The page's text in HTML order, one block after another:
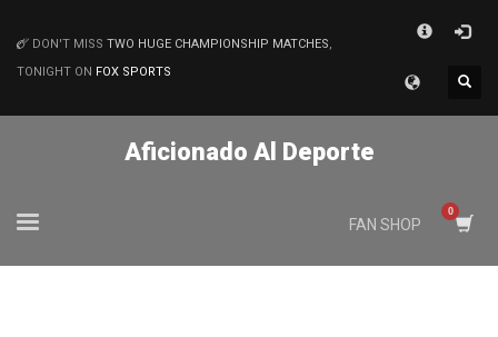
MATCHES
DON'T MISS TWO HUGE CHAMPIONSHIP MATCHES,
TONIGHT ON FOX SPORTS
Aficionado Al Deporte
FAN SHOP